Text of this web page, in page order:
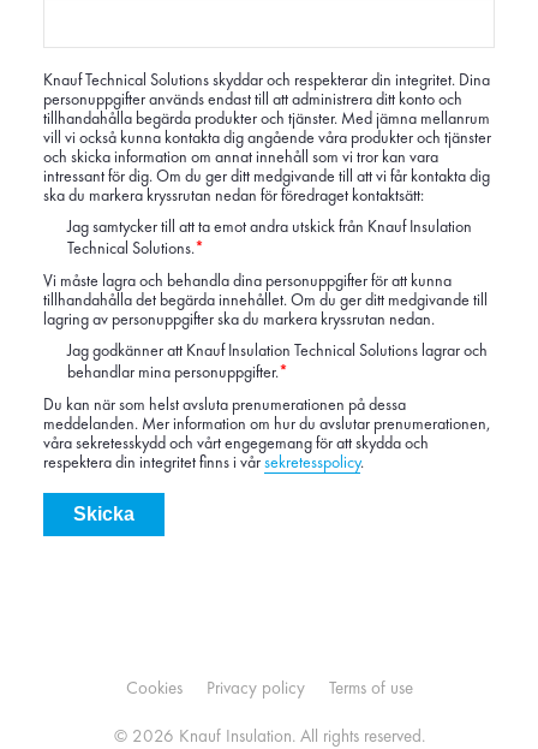
Knauf Technical Solutions skyddar och respekterar din integritet. Dina
personuppgifter används endast till att administrera ditt konto och
tillhandahålla begärda produkter och tjänster. Med jämna mellanrum
vill vi också kunna kontakta dig angående våra produkter och tjänster
och skicka information om annat innehåll som vi tror kan vara
intressant för dig. Om du ger ditt medgivande till att vi får kontakta dig
ska du markera kryssrutan nedan för föredraget kontaktsätt:
Jag samtycker till att ta emot andra utskick från Knauf Insulation
Technical Solutions.*
Vi måste lagra och behandla dina personuppgifter för att kunna
tillhandahålla det begärda innehållet. Om du ger ditt medgivande till
lagring av personuppgifter ska du markera kryssrutan nedan.
Jag godkänner att Knauf Insulation Technical Solutions lagrar och
behandlar mina personuppgifter.*
Du kan när som helst avsluta prenumerationen på dessa
meddelanden. Mer information om hur du avslutar prenumerationen,
våra sekretesskydd och vårt engegemang för att skydda och
respektera din integritet finns i vårsekretesspolicy.
Cookies Privacy policy
Terms of use
© 2026 Knauf Insulation. All rights reserved.